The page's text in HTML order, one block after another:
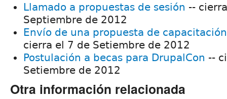
Llamado a propuestas de sesión --
Septiembre de 2012
Envío de una propuesta de
cierra el 7 de Setiembre de 2012
Postulación a becas para DrupalCon --
Setiembre de 2012
Otra información relacionada